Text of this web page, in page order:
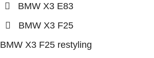
BMW X3 E83
BMW X3 F25
BMW X3 F25 restyling